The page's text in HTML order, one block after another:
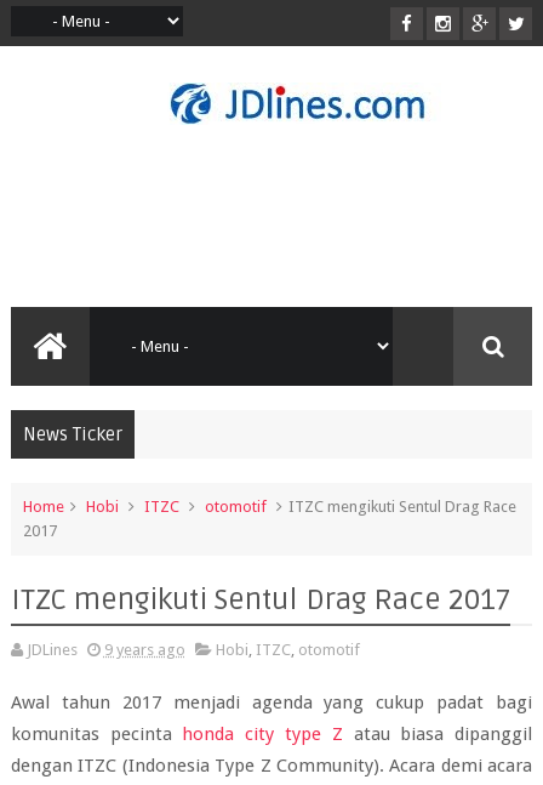
News Ticker
Home Hobi ITZC otomotif
ITZC mengikuti Sentul Drag Race
2017
ITZC mengikuti Sentul Drag Race 2017
JDLines 9 years ago Hobi, ITZC, otomotif
Awal tahun 2017 menjadi agenda yang cukup padat bagi
komunitas pecinta honda city type Z atau biasa dipanggil
dengan ITZC (Indonesia Type Z Community). Acara demi acara